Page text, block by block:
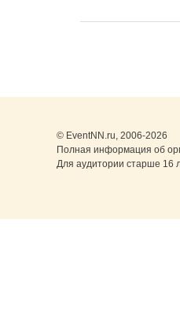
© EventNN.ru, 2006-2026
Полная информация об
Для аудитории старше 16